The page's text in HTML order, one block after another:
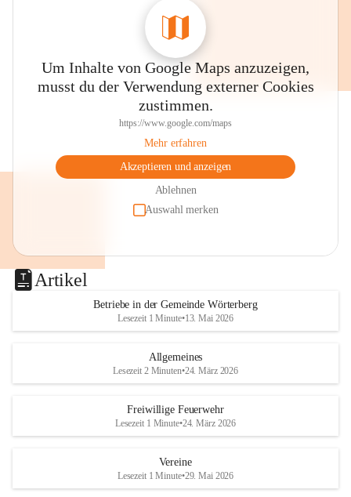
Um Inhalte von Google Maps anzuzeigen,
musst du der Verwendung externer Cookies
zustimmen.
https://www.google.com/maps
Mehr erfahren
Akzeptieren und anzeigen
Ablehnen
Auswahl merken
Artikel
Betriebe in der Gemeinde Wörterberg
Lesezeit 1 Minute•13. Mai 2026
Allgemeines
Lesezeit 2 Minuten•24. März 2026
Freiwillige Feuerwehr
Lesezeit 1 Minute•24. März 2026
Vereine
Lesezeit 1 Minute•29. Mai 2026